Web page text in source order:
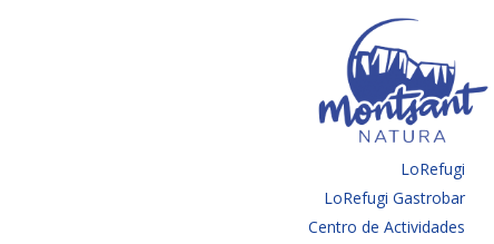
LoRefugi
LoRefugi Gastrobar
Centro de Actividades